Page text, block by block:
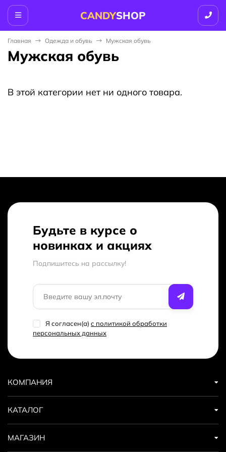
CANDYSHOP
Главная Одежда и обувь Мужская обувь
Мужская обувь
В этой категории нет ни одного товара.
Будьте в курсе о
новинках и акциях
Подпишитесь на рассылкy!
Я согласен(a) с политикой обработки
персональных данных
КОМПАНИЯ
КАТАЛОГ
МАГАЗИН